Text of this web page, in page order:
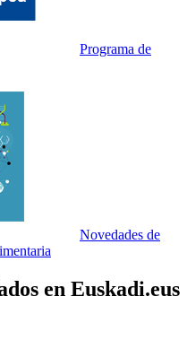
Programa de
Novedades de
en Euskadi.eus